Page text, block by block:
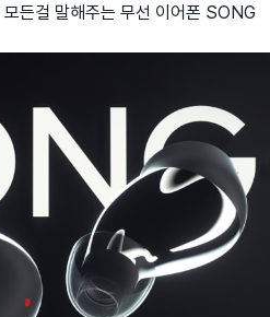
든걸 말해주는 무선 이어폰 SONG